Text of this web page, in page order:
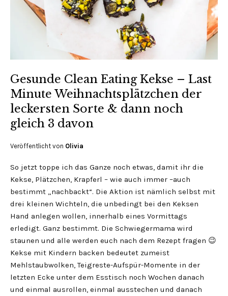
Gesunde Clean Eating Kekse – Last
Minute Weihnachtsplätzchen der
leckersten Sorte & dann noch
gleich 3 davon
Veröffentlicht von Olivia
So jetzt toppe ich das Ganze noch etwas, damit ihr die
Kekse, Plätzchen, Krapferl – wie auch immer –auch
bestimmt „nachbackt“. Die Aktion ist nämlich selbst mit
drei kleinen Wichteln, die unbedingt bei den Keksen
Hand anlegen wollen, innerhalb eines Vormittags
erledigt. Ganz bestimmt. Die Schwiegermama wird
staunen und alle werden euch nach dem Rezept fragen 😉
Kekse mit Kindern backen bedeutet zumeist
Mehlstaubwolken, Teigreste-Aufspür-Momente in der
letzten Ecke unter dem Esstisch noch Wochen danach
und einmal ausrollen, einmal ausstechen und danach